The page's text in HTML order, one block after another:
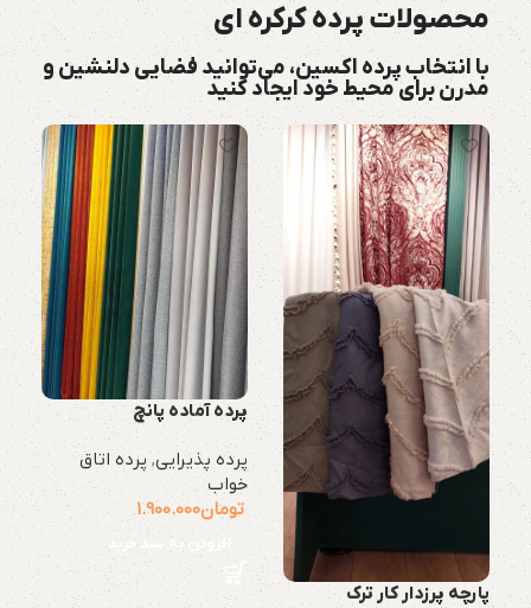
محصولات پرده کرکره ای
با انتخابپرده اکسین، می‌توانید فضایی دلنشین و
مدرن برای محیط خود ایجاد کنید
پارچه پرزدار کار ترک
پرده آماده پانچ
پرده پذیرایی, پرده اتاق
خواب
تومان1.900.000
افزودن به سبد خرید